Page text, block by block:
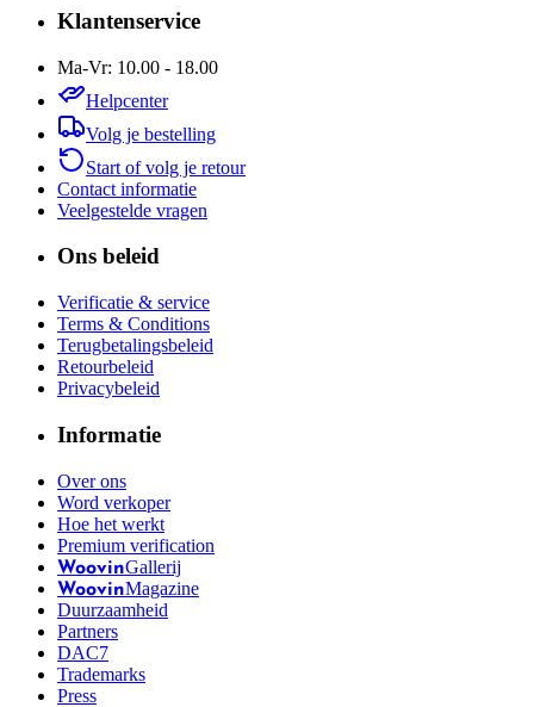
Klantenservice
Ma-Vr: 10.00 - 18.00
Helpcenter
Volg je bestelling
Start of volg je retour
Contact informatie
Veelgestelde vragen
Ons beleid
Verificatie & service
Terms & Conditions
Terugbetalingsbeleid
Retourbeleid
Privacybeleid
Informatie
Over ons
Word verkoper
Hoe het werkt
Premium verification
WoovinGallerij
WoovinMagazine
Duurzaamheid
Partners
DAC7
Trademarks
Press